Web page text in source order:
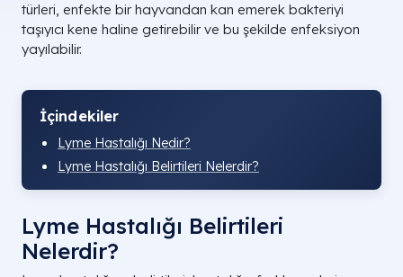
türleri, enfekte bir hayvandan kan emerek bakteriyi
taşıyıcı kene haline getirebilir ve bu şekilde enfeksiyon
yayılabilir.
İçindekiler
Lyme Hastalığı Nedir?
Lyme Hastalığı Belirtileri Nelerdir?
Lyme Hastalığı Belirtileri
Nelerdir?